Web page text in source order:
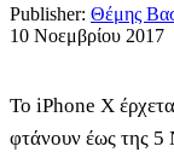
Publisher: Θέμης
10 Νοεμβρίου 2017
Το iPhone X
φτάνουν έως της 5